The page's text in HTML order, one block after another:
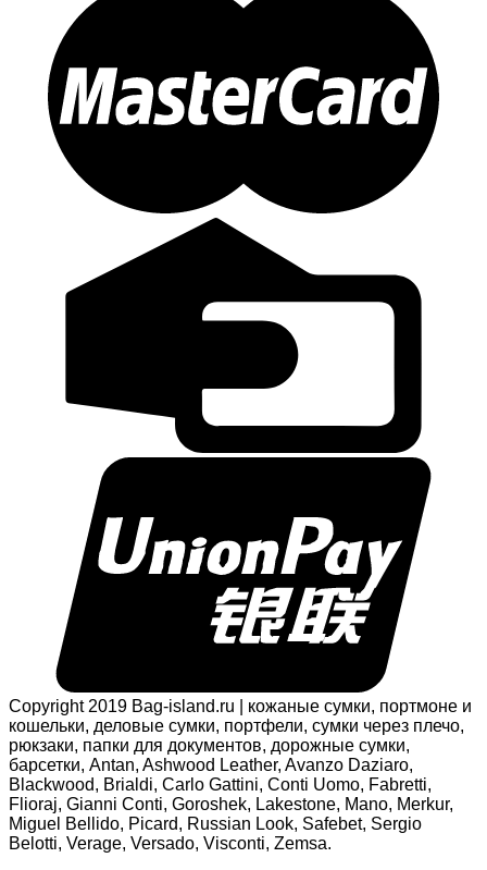
Copyright 2019 Bag-island.ru | кожаные сумки, портмоне и
кошельки, деловые сумки, портфели, сумки через плечо,
рюкзаки, папки для документов, дорожные сумки,
барсетки, Antan, Ashwood Leather, Avanzo Daziaro,
Blackwood, Brialdi, Carlo Gattini, Conti Uomo, Fabretti,
Flioraj, Gianni Conti, Goroshek, Lakestone, Mano, Merkur,
Miguel Bellido, Picard, Russian Look, Safebet, Sergio
Belotti, Verage, Versado, Visconti, Zemsa.